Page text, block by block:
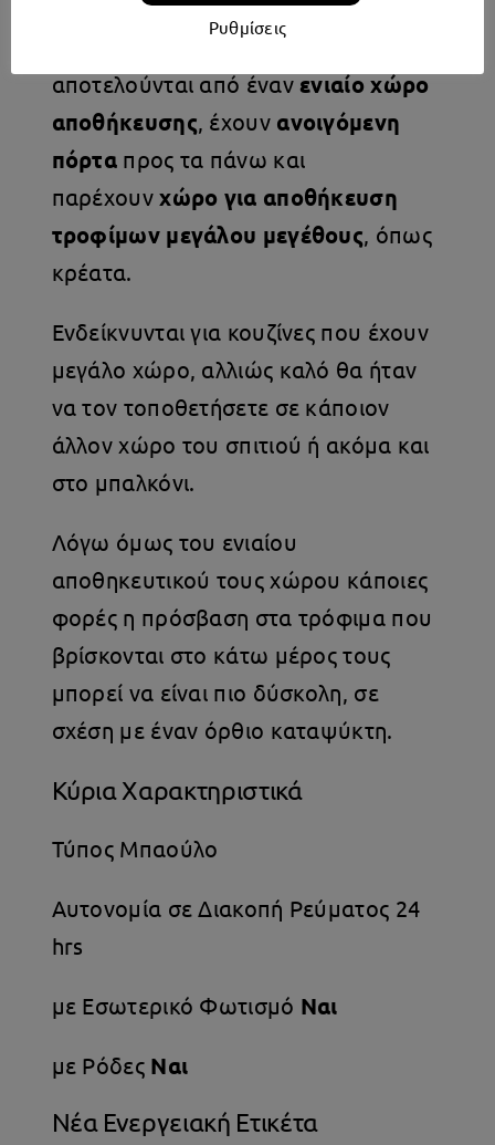
Οι καταψύκτες τύπου μπαούλο
αποτελούνται από ένανενιαίο χώρο
αποθήκευσης , έχουν ανοιγόμενη
πόρτα προς τα πάνω και
παρέχουνχώρο για αποθήκευση
τροφίμων μεγάλου μεγέθους , όπως
κρέατα.
Ενδείκνυνται για κουζίνες που έχουν
μεγάλο χώρο, αλλιώς καλό θα ήταν
να τον τοποθετήσετε σε κάποιον
άλλον χώρο του σπιτιού ή ακόμα και
στο μπαλκόνι.
Λόγω όμως του ενιαίου
αποθηκευτικού τους χώρου κάποιες
φορές η πρόσβαση στα τρόφιμα που
βρίσκονται στο κάτω μέρος τους
μπορεί να είναι πιο δύσκολη, σε
σχέση με έναν όρθιο καταψύκτη.
Κύρια Χαρακτηριστικά
Τύπος Μπαούλο
Αυτονομία σε Διακοπή Ρεύματος 24
hrs
με Εσωτερικό Φωτισμό Ναι
με Ρόδες Ναι
Νέα Ενεργειακή Ετικέτα
Ρυθμίσεις